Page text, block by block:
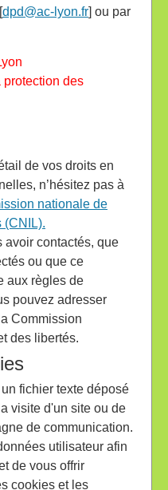
dpd@ac-lyon.fr] ou par
des
de vos droits en
n’hésitez pas à
nationale de
(CNIL).
avoir contactés, que
ou que ce
aux règles de
pouvez adresser
Commission
des libertés.
fichier texte déposé
visite d'un site ou de
de communication.
utilisateur afin
de vous offrir
cookies et les